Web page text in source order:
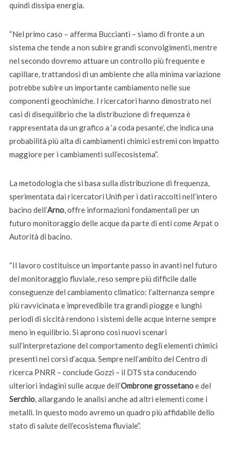
quindi dissipa energia.
“Nel primo caso – afferma Buccianti – siamo di fronte a un
sistema che tende a non subire grandi sconvolgimenti, mentre
nel secondo dovremo attuare un controllo più frequente e
capillare, trattandosi di un ambiente che alla minima variazione
potrebbe subire un importante cambiamento nelle sue
componenti geochimiche. I ricercatori hanno dimostrato nei
casi di disequilibrio che la distribuzione di frequenza è
rappresentata da un grafico a ‘a coda pesante’, che indica una
probabilità più alta di cambiamenti chimici estremi con impatto
maggiore per i cambiamenti sull’ecosistema”.
La metodologia che si basa sulla distribuzione di frequenza,
sperimentata dai ricercatori Unifi per i dati raccolti nell’intero
bacino dell’Arno, offre informazioni fondamentali per un
futuro monitoraggio delle acque da parte di enti come Arpat o
Autorità di bacino.
“Il lavoro costituisce un importante passo in avanti nel futuro
del monitoraggio fluviale, reso sempre più difficile dalle
conseguenze del cambiamento climatico: l’alternanza sempre
più ravvicinata e imprevedibile tra grandi piogge e lunghi
periodi di siccità rendono i sistemi delle acque interne sempre
meno in equilibrio. Si aprono così nuovi scenari
sull’interpretazione del comportamento degli elementi chimici
presenti nei corsi d’acqua. Sempre nell’ambito del Centro di
ricerca PNRR – conclude Gozzi – il DTS sta conducendo
ulteriori indagini sulle acque dell’Ombrone grossetanoe del
Serchio, allargando le analisi anche ad altri elementi come i
metalli. In questo modo avremo un quadro più affidabile dello
stato di salute dell’ecosistema fluviale”.